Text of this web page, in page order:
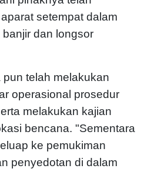
setempat dalam
dan longsor
telah melakukan
operasional prosedur
melakukan kajian
bencana. "Sementara
ke pemukiman
penyedotan di dalam